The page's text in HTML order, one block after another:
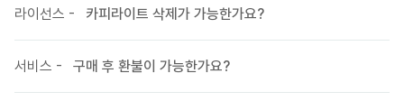
서브 레이아웃 푸터 스타일 추가, 옵션화
라이선스 - 카피라이트 삭제가 가능한가요?
서비스 - 구매 후 환불이 가능한가요?